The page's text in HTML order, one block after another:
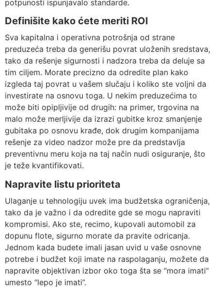
potpunosti ispunjavalo standarde.
Definišite kako ćete meriti ROI
Sva kapitalna i operativna potrošnja od strane
preduzeća treba da generišu povrat uloženih sredstava,
tako da rešenje sigurnosti i nadzora treba da deluje sa
tim ciljem. Morate precizno da odredite plan kako
izgleda taj povrat u vašem slučaju i koliko ste voljni da
investirate na osnovu toga. U nekim preduzećima to
može biti opipljivije od drugih: na primer, trgovina na
malo može merljivije da izrazi gubitke kroz smanjenje
gubitaka po osnovu krađe, dok drugim kompanijama
rešenje za video nadzor može pre da predstavlja
preventivnu meru koja na taj način nudi osiguranje, što
je teže kvantifikovati.
Napravite listu prioriteta
Ulaganje u tehnologiju uvek ima budžetska ograničenja,
tako da je važno i da odredite gde se mogu napraviti
kompromisi. Ako ste, recimo, kupovali automobil za
dopunu flote, sigurno morate da pravite odricanja.
Jednom kada budete imali jasan uvid u vaše osnovne
potrebe i budžet koji imate na raspolaganju, možete da
napravite objektivan izbor oko toga šta se “mora imati”
umesto “lepo je imati”.